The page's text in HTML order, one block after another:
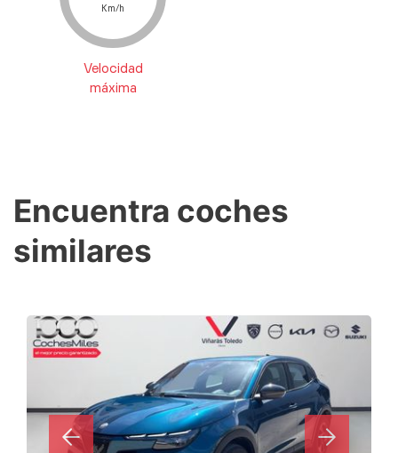
Km/h
Velocidad
máxima
Encuentra coches
similares